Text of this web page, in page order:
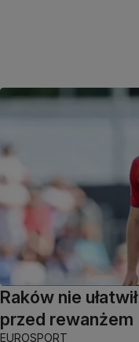
Raków nie
przed rewanżem
EUROSPORT